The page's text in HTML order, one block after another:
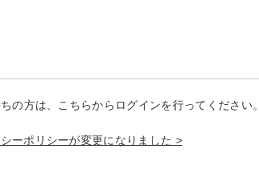
の方は、こちらからログインを行ってください。
シーポリシーが変更になりました >